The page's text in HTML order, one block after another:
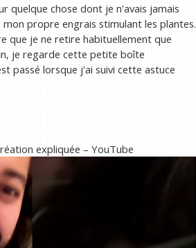
quelque chose dont je n'avais jamais
propre engrais stimulant les plantes.
que je ne retire habituellement que
je regarde cette petite boîte
passé lorsque j'ai suivi cette astuce
expliquée – YouTube